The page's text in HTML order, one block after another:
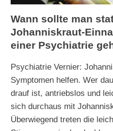
Wann sollte man
Johanniskraut-
einer Psychiatrie
Psychiatrie Vernier:
Symptomen helfen. Wer
drauf ist, antriebslos und
sich durchaus mit
Überwiegend treten die